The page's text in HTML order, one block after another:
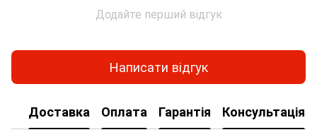
Додайте перший відгук
Написати відгук
Доставка Оплата Гарантія Консультація